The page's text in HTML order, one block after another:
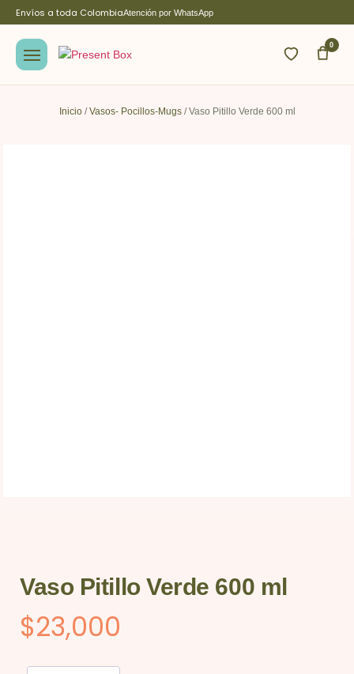
Envíos a toda ColombiaAtención por WhatsApp
0
Inicio/Vasos- Pocillos-Mugs/ Vaso Pitillo Verde 600 ml
Vaso Pitillo Verde 600 ml
$23,000